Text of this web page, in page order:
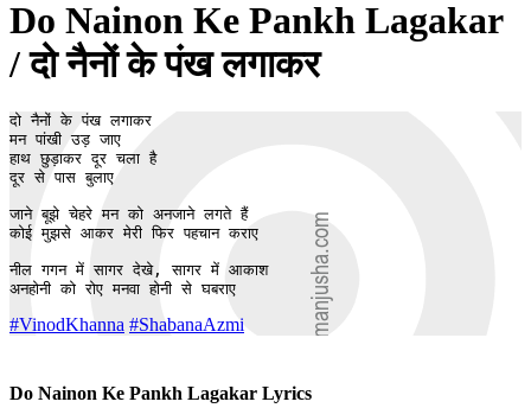
Do Nainon Ke Pankh Lagakar
/ दो नैनों के पंख लगाकर
दो नैनों के पंख लगाकर
मन पांखी उड़ जाए
हाथ छुड़ाकर दूर चला है
दूर से पास बुलाए
जाने बूझे चेहरे मन को अनजाने लगते हैं
कोई मुझसे आकर मेरी फिर पहचान कराए
नील गगन में सागर देखे, सागर में आकाश
अनहोनी को रोए मनवा होनी से घबराए
#VinodKhanna #ShabanaAzmi
Do Nainon Ke Pankh Lagakar Lyrics